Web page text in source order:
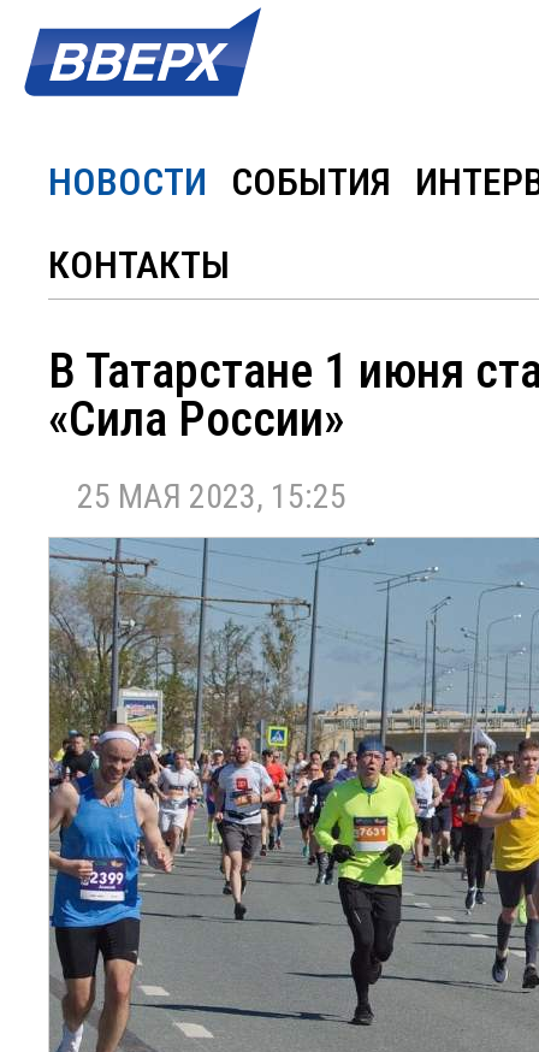
НОВОСТИ СОБЫТИЯ
КОНТАКТЫ
В Татарстане 1 июня
«Сила России»
25 МАЯ 2023, 15:25